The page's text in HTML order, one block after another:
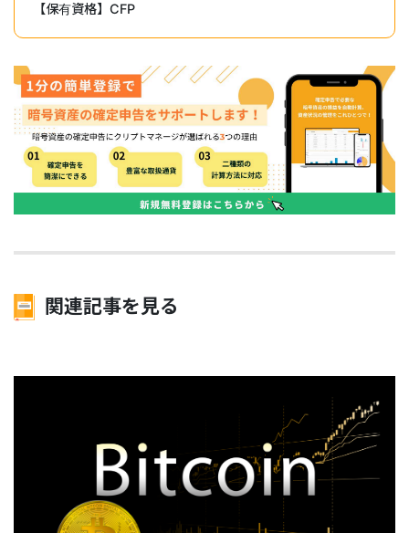
【保有資格】CFP
関連記事を見る